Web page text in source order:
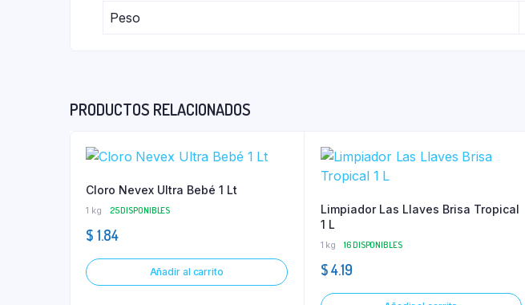
Peso
PRODUCTOS RELACIONADOS
Cloro Nevex Ultra Bebé 1 Lt
1 kg 25 DISPONIBLES
$ 1.84
Añadir al carrito
Limpiador Las Llaves Brisa Tropical
1 L
1 kg 16 DISPONIBLES
$4.19